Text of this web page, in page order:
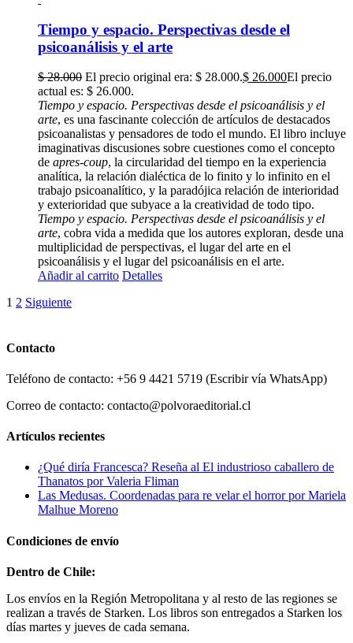
Tiempo y espacio. Perspectivas desde el
psicoanálisis y el arte
$28.000 El precio original era: $ 28.000.$ 26.000El precio
actual es: $ 26.000.
Tiempo y espacio. Perspectivas desde el psicoanálisis y el
arte, es una fascinante colección de artículos de destacados
psicoanalistas y pensadores de todo el mundo. El libro incluye
imaginativas discusiones sobre cuestiones como el concepto
de apres-coup, la circularidad del tiempo en la experiencia
analítica, la relación dialéctica de lo finito y lo infinito en el
trabajo psicoanalítico, y la paradójica relación de interioridad
y exterioridad que subyace a la creatividad de todo tipo.
Tiempo y espacio. Perspectivas desde el psicoanálisis y el
arte, cobra vida a medida que los autores exploran, desde una
multiplicidad de perspectivas, el lugar del arte en el
psicoanálisis y el lugar del psicoanálisis en el arte.
Añadir al carrito Detalles
1 2 Siguiente
Contacto
Teléfono de contacto: +56 9 4421 5719 (Escribir vía WhatsApp)
Correo de contacto: contacto@polvoraeditorial.cl
Artículos recientes
¿Qué diría Francesca? Reseña al El industrioso caballero de
Thanatos por Valeria Fliman
Las Medusas. Coordenadas para re velar el horror por Mariela
Malhue Moreno
Condiciones de envío
Dentro de Chile:
Los envíos en la Región Metropolitana y al resto de las regiones se
realizan a través de Starken. Los libros son entregados a Starken los
días martes y jueves de cada semana.